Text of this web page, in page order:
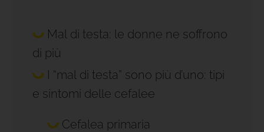
Mal di testa: le donne ne soffrono
di più
I “mal di testa” sono più d’uno: tipi
e sintomi delle cefalee
Cefalea primaria